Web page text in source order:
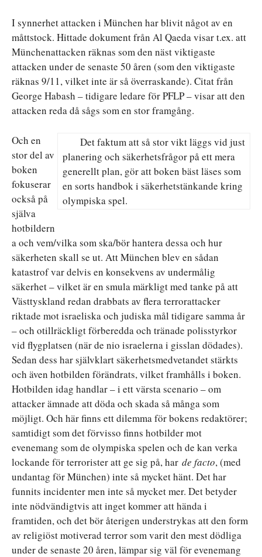
I synnerhet attacken i München har blivit något av en
måttstock. Hittade dokument från Al Qaeda visar t.ex. att
Münchenattacken räknas som den näst viktigaste
attacken under de senaste 50 åren (som den viktigaste
räknas 9/11, vilket inte är så överraskande). Citat från
George Habash – tidigare ledare för PFLP – visar att den
attacken reda då sågs som en stor framgång.
Det faktum att så stor vikt läggs vid just
planering och säkerhetsfrågor på ett mera
generellt plan, gör att boken bäst läses som
en sorts handbok i säkerhetstänkande kring
olympiska spel.
Och en
stor del av
boken
fokuserar
också på
själva
hotbildern
a och vem/vilka som ska/bör hantera dessa och hur
säkerheten skall se ut. Att München blev en sådan
katastrof var delvis en konsekvens av undermålig
säkerhet – vilket är en smula märkligt med tanke på att
Västtyskland redan drabbats av flera terrorattacker
riktade mot israeliska och judiska mål tidigare samma år
– och otillräckligt förberedda och tränade polisstyrkor
vid flygplatsen (när de nio israelerna i gisslan dödades).
Sedan dess har självklart säkerhetsmedvetandet stärkts
och även hotbilden förändrats, vilket framhålls i boken.
Hotbilden idag handlar – i ett värsta scenario – om
attacker ämnade att döda och skada så många som
möjligt. Och här finns ett dilemma för bokens redaktörer;
samtidigt som det förvisso finns hotbilder mot
evenemang som de olympiska spelen och de kan verka
lockande för terrorister att ge sig på, har de facto, (med
undantag för München) inte så mycket hänt. Det har
funnits incidenter men inte så mycket mer. Det betyder
inte nödvändigtvis att inget kommer att hända i
framtiden, och det bör återigen understrykas att den form
av religiöst motiverad terror som varit den mest dödliga
under de senaste 20 åren, lämpar sig väl för evenemang